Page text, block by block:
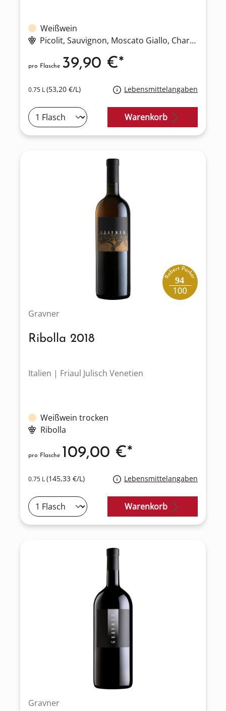
Weißwein
Picolit, Sauvignon, Moscato Giallo, Chardonnay
0.75 L(53,20 €/L) Lebensmittelangaben
pro Flasche 39,90 €*
Warenkorb
94
Gravner
Ribolla 2018
Italien | Friaul Julisch Venetien
Weißwein trocken
Ribolla
0.75 L(145,33 €/L) Lebensmittelangaben
pro Flasche 109,00 €*
Warenkorb
Gravner